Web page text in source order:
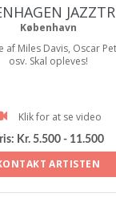
København
Miles Davis, Oscar
osv. Skal opleves!
Klik for at se video
Kr. 5.500 - 11.500
ARTISTEN